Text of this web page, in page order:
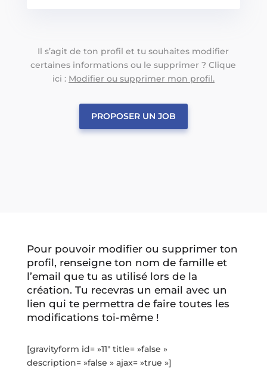
Il s’agit de ton profil et tu souhaites modifier
certaines informations ou le supprimer ? Clique
ici : Modifier ou supprimer mon profil.
PROPOSER UN JOB
Pour pouvoir modifier ou supprimer ton
profil, renseigne ton nom de famille et
l’email que tu as utilisé lors de la
création. Tu recevras un email avec un
lien qui te permettra de faire toutes les
modifications toi-même !
[gravityform id= »11″ title= »false »
description= »false » ajax= »true »]